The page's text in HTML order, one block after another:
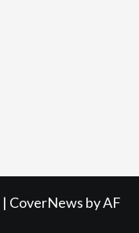
| CoverNews by AF